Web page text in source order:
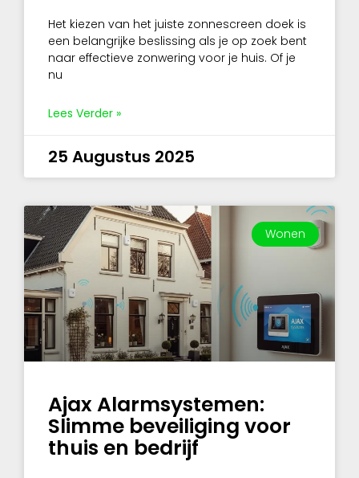
Het kiezen van het juiste zonnescreen doek is
een belangrijke beslissing als je op zoek bent
naar effectieve zonwering voor je huis. Of je
nu
Lees Verder »
25 Augustus 2025
Wonen
Ajax Alarmsystemen:
Slimme beveiliging voor
thuis en bedrijf